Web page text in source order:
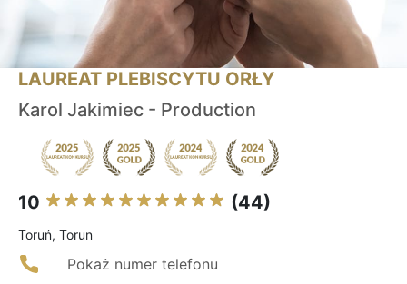
LAUREAT PLEBISCYTU ORŁY
Karol Jakimiec - Production
10 (44)
Toruń, Torun
Pokaż numer telefonu